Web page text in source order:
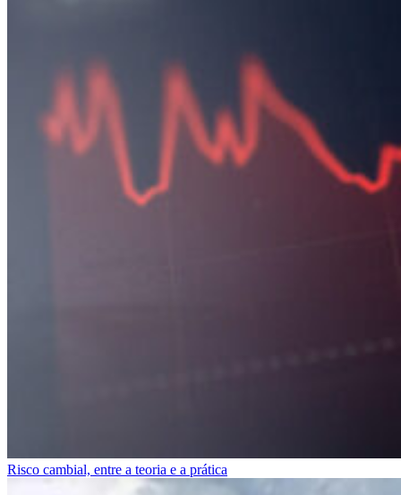
Risco cambial, entre a teoria e a prática